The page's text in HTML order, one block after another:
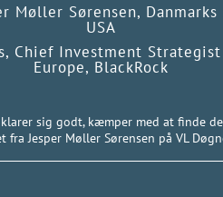
Møller Sørensen,
USA
Chief Investment
Europe, BlackRock
klarer sig godt, kæmper med at finde
fra Jesper Møller Sørensen på VL